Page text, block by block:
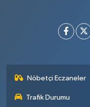
Nöbetçi Eczaneler
Trafik Durumu